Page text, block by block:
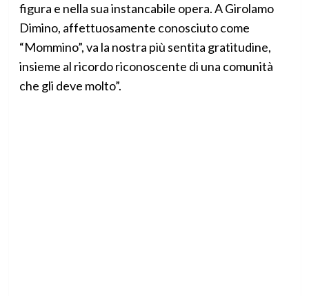
figura e nella sua instancabile opera. A Girolamo
Dimino, affettuosamente conosciuto come
“Mommino”, va la nostra più sentita gratitudine,
insieme al ricordo riconoscente di una comunità
che gli deve molto”.